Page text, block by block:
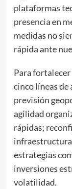
plataformas
presencia en
medidas no
rápida ante
Para
cinco líneas de
previsión
agilidad
rápidas;
estrategias
inversiones
volatilidad.